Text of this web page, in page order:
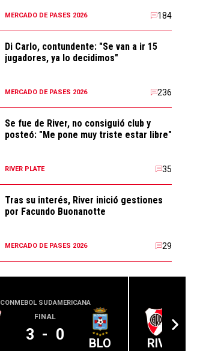
MERCADO DE PASES 2026 184
Di Carlo, contundente: "Se van a ir 15
jugadores, ya lo decidimos"
MERCADO DE PASES 2026 236
Se fue de River, no consiguió club y
posteó: "Me pone muy triste estar libre"
RIVER PLATE 35
Tras su interés, River inició gestiones
por Facundo Buonanotte
MERCADO DE PASES 2026 29
CONMEBOL SUDAMERICANA
FINAL
3 - 0 BLO RIV